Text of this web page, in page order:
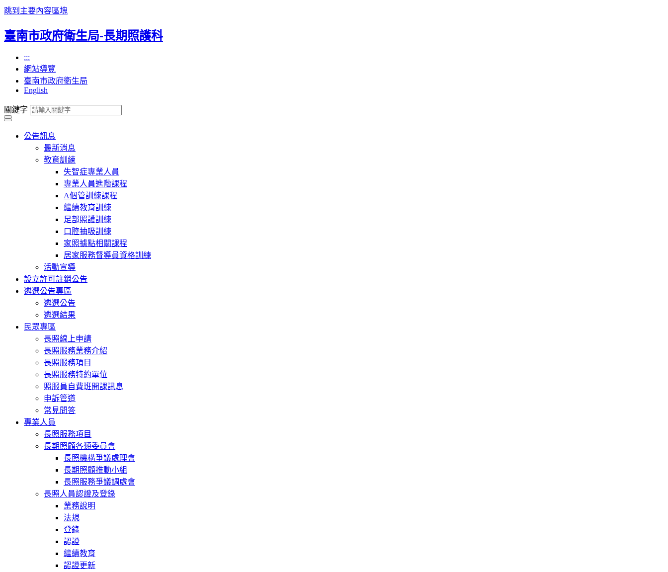
跳到主要內容區塊
臺南市政府衛生局-長期照護科
:::
網站導覽
臺南市政府衛生局
English
關鍵字
公告訊息
最新消息
教育訓練
失智症專業人員
專業人員進階課程
A個管訓練課程
繼續教育訓練
足部照護訓練
口腔抽吸訓練
家照據點相關課程
居家服務督導員資格訓練
活動宣導
設立許可註銷公告
遴選公告專區
遴選公告
遴選結果
民眾專區
長照線上申請
長照服務業務介紹
長照服務項目
長照服務特約單位
照服員自費班開課訊息
申訴管道
常見問答
專業人員
長照服務項目
長期照顧各類委員會
長照機構爭議處理會
長期照顧推動小組
長照服務爭議調處會
長照人員認證及登錄
業務說明
法規
登錄
認證
繼續教育
認證更新